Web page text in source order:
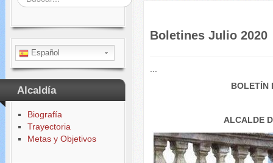
Español
Alcaldía
Biografía
Trayectoria
Metas y Objetivos
Boletines Julio 2020
BOLETÍN
ALCALDE